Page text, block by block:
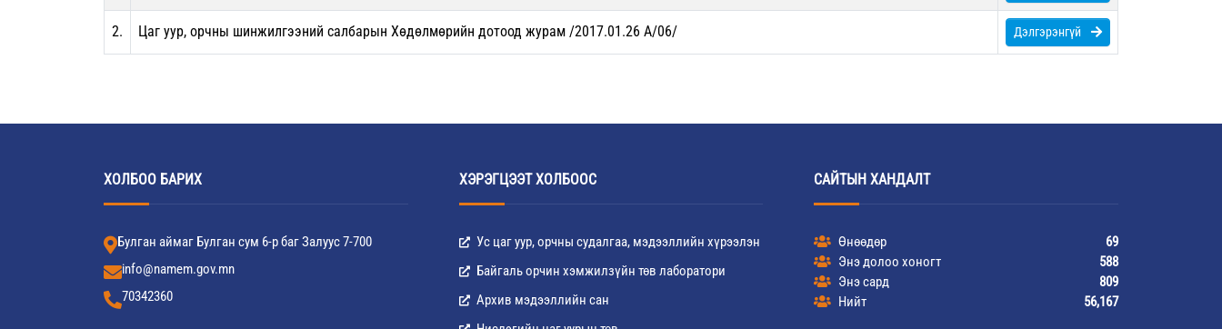
2. Цаг уур, орчны шинжилгээний салбарын Хөдөлмөрийн дотоод журам /2017.01.26 A/06/ Дэлгэрэнгүй
ХОЛБОО БАРИХ
Булган аймаг Булган сум 6-р баг Залуус 7-700
info@namem.gov.mn
70342360
ХЭРЭГЦЭЭТ ХОЛБООС
Ус цаг уур, орчны судалгаа, мэдээллийн хүрээлэн
Байгаль орчин хэмжилзүйн төв лаборатори
Архив мэдээллийн сан
САЙТЫН ХАНДАЛТ
Өнөөдөр
69
Энэ долоо хоногт
588
Энэ сард
809
Нийт
56,167